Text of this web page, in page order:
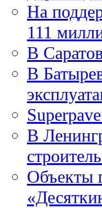
На
111
В
В
В
Объекты